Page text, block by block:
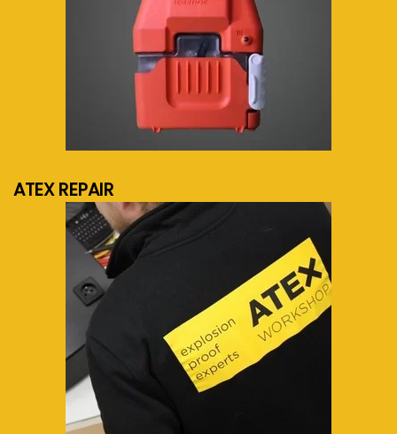
meer info...
ATEX REPAIR